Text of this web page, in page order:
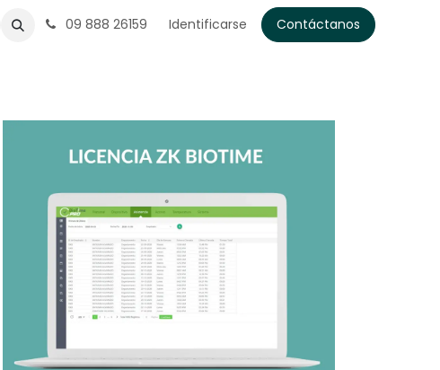
09 888 26159 Identificarse Contáctanos